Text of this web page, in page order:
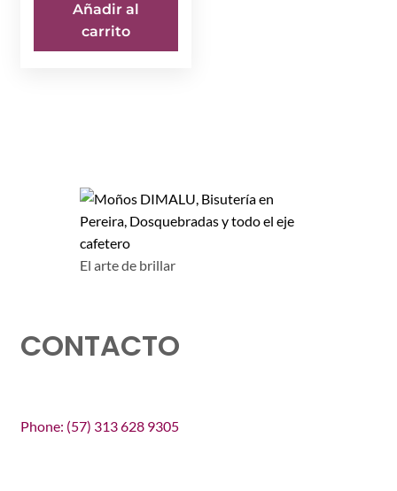
Añadir al
carrito
El arte de brillar
CONTACTO
Phone: (57) 313 628 9305